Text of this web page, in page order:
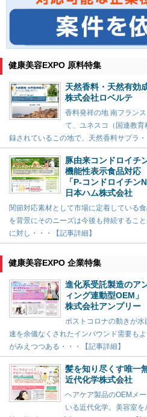
健康美容EXPO 原料特集
天然香料・天然有効
株式会社ロベルテ
香料発祥の地 南フラン
て、ユネスコ（国連教
録されているこの地で、天然香料サプラ・
豚由来コンドロイチ
機能性表示食品対応
「P-コンドロイチン
日本ハム株式会社
関節対応素材として市場に定着している
を背景にそのニーズは今後も持続するこ
に対し・・・【記事詳細】
健康美容EXPO 企業特集
進化系受託製造のア
ィング連動型OEM」
株式会社アンプリー
ポストコロナの動きが
速を余儀なくされたインバウンド需要も
がみえつつある・・・【記事詳細】
髪を知り尽くす唯一
近代化学株式会社
ヘアケア製品のOEMメ
いる近代化学。美容室